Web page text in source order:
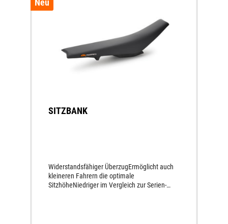
Neu
SITZBANK
Widerstandsfähiger ÜberzugErmöglicht auch
kleineren Fahrern die optimale
SitzhöheNiedriger im Vergleich zur Serien-